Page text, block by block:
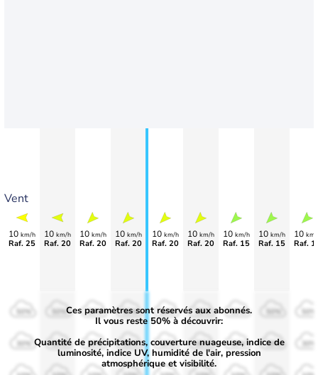
Vent
10 km/h
Raf. 25
10 km/h
Raf. 20
10 km/h
Raf. 20
10 km/h
Raf. 20
10 km/h
Raf. 20
10 km/h
Raf. 20
10 km/h
Raf. 15
10 km/h
Raf. 15
10
Raf.
50%
30%
50%
30%
50%
30%
50%
30%
50%
30%
50%
30%
50%
30% 30% 30%
Ces paramètres sont réservés aux abonnés.
Il vous reste 50% à découvrir:
Quantité de précipitations, couverture nuageuse, indice de
luminosité, indice UV, humidité de l'air, pression
atmosphérique et visibilité.